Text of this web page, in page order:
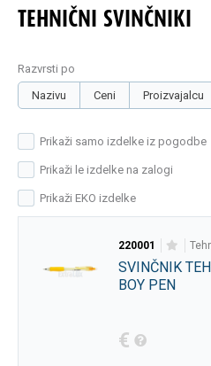
TEHNIČNI SVINČNIKI
Razvrsti po
Nazivu
Ceni Proizvajalcu
Prikaži samo izdelke iz pogodbe
Prikaži le izdelke na zalogi
Prikaži EKO izdelke
220001
SVINČNIK
BOY PEN
€